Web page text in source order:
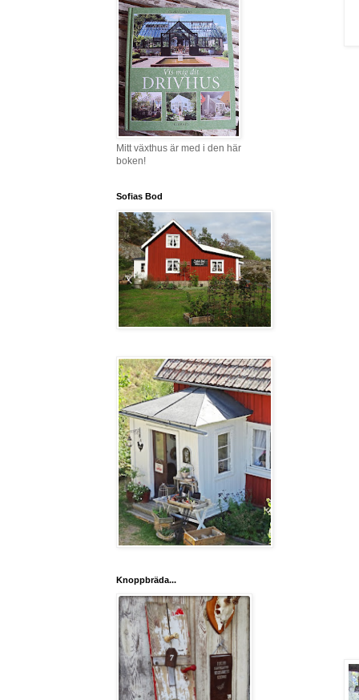
Mitt växthus är med i den här
boken!
Sofias Bod
Knoppbräda...